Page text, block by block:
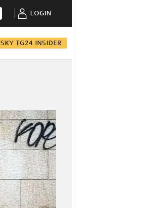
LOGIN
SKY TG24 INSIDER